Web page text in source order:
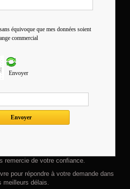
équivoque que mes données soient
commercial
Envoyer
remercie de votre confiance.
pour répondre à votre demande dans
meilleurs délais.